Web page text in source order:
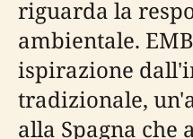
riguarda la
ambientale.
ispirazione
tradizionale,
alla Spagna che